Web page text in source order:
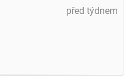
před týdnem